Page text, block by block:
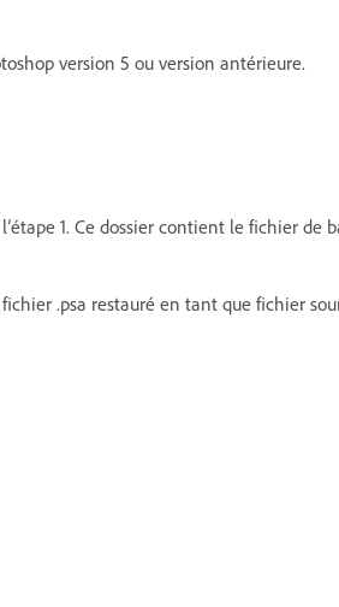
version 5 ou version antérieure.
1. Ce dossier contient le fichier de
.psa restauré en tant que fichier